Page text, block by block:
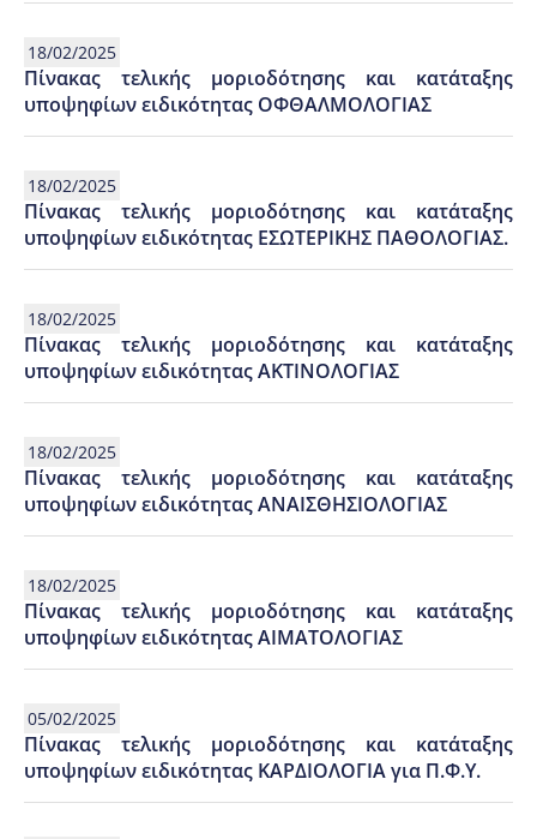
18/02/2025
Πίνακας τελικής μοριοδότησης και κατάταξης
υποψηφίων ειδικότητας ΟΦΘΑΛΜΟΛΟΓΙΑΣ
18/02/2025
Πίνακας τελικής μοριοδότησης και κατάταξης
υποψηφίων ειδικότητας ΕΣΩΤΕΡΙΚΗΣ ΠΑΘΟΛΟΓΙΑΣ.
18/02/2025
Πίνακας τελικής μοριοδότησης και κατάταξης
υποψηφίων ειδικότητας ΑΚΤΙΝΟΛΟΓΙΑΣ
18/02/2025
Πίνακας τελικής μοριοδότησης και κατάταξης
υποψηφίων ειδικότητας ΑΝΑΙΣΘΗΣΙΟΛΟΓΙΑΣ
18/02/2025
Πίνακας τελικής μοριοδότησης και κατάταξης
υποψηφίων ειδικότητας ΑΙΜΑΤΟΛΟΓΙΑΣ
05/02/2025
Πίνακας τελικής μοριοδότησης και κατάταξης
υποψηφίων ειδικότητας ΚΑΡΔΙΟΛΟΓΙΑ για Π.Φ.Υ.